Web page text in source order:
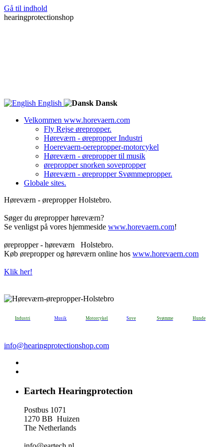
Gå til indhold
hearingprotectionshop
English
Dansk
Velkommen www.horevaern.com
Fly Rejse ørepropper.
Høreværn - ørepropper Industri
Hoerevaern-oerepropper-motorcykel
Høreværn - ørepropper til musik
ørepropper snorken sovepropper
Høreværn - ørepropper Svømmepropper.
Globale sites.
Høreværn - ørepropper Holstebro.
Søger du ørepropper høreværn?
Se venligst på vores hjemmeside www.horevaern.com!
ørepropper - høreværn Holstebro.
Køb ørepropper og høreværn online hos www.horevaern.com
Klik her!
Industri Musik Motorcykel Sove Svømme Hunde
info@hearingprotectionshop.com
Eartech Hearingprotection
Postbus 1071
1270 BB Huizen
The Netherlands